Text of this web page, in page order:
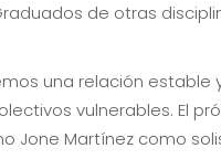
de otras
una relación estable
vulnerables. El
Jone Martínez como